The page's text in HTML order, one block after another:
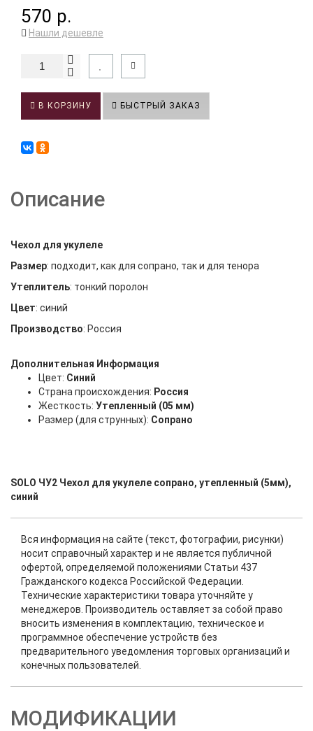
570 р.
Нашли дешевле
В КОРЗИНУ БЫСТРЫЙ ЗАКАЗ
Описание
Чехол для укулеле
Размер: подходит, как для сопрано, так и для тенора
Утеплитель: тонкий поролон
Цвет: синий
Производство: Россия
Дополнительная Информация
Цвет: Синий
Страна происхождения: Россия
Жесткость: Утепленный (05 мм)
Размер (для струнных): Сопрано
SOLO ЧУ2 Чехол для укулеле сопрано, утепленный (5мм),
синий
Вся информация на сайте (текст, фотографии, рисунки)
носит справочный характер и не является публичной
офертой, определяемой положениями Статьи 437
Гражданского кодекса Российской Федерации.
Технические характеристики товара уточняйте у
менеджеров. Производитель оставляет за собой право
вносить изменения в комплектацию, техническое и
программное обеспечение устройств без
предварительного уведомления торговых организаций и
конечных пользователей.
МОДИФИКАЦИИ